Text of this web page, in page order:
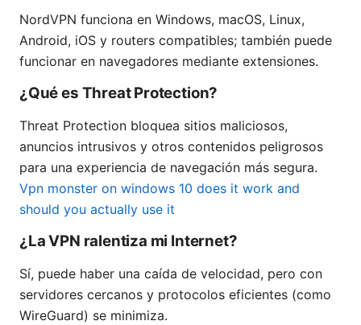
NordVPN funciona en Windows, macOS, Linux,
Android, iOS y routers compatibles; también puede
funcionar en navegadores mediante extensiones.
¿Qué es Threat Protection?
Threat Protection bloquea sitios maliciosos,
anuncios intrusivos y otros contenidos peligrosos
para una experiencia de navegación más segura.
Vpn monster on windows 10 does it work and
should you actually use it
¿La VPN ralentiza mi Internet?
Sí, puede haber una caída de velocidad, pero con
servidores cercanos y protocolos eficientes (como
WireGuard) se minimiza.